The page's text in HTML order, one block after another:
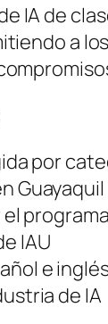
IA de
a
por
Guayaquil
programa
IAU
e
de IA